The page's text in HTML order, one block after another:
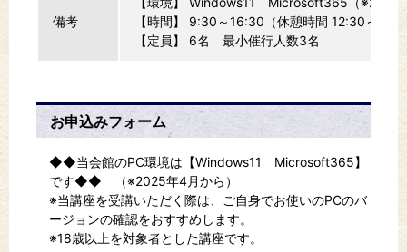
備考
【時間】 9:30～16:30（休憩時間 12:30～
【定員】 6名 最小催行人数3名
お申込みフォーム
◆◆当会館のPC環境は【Windows11 Microsoft365】
です◆◆ （※2025年4月から）
※当講座を受講いただく際は、ご自身でお使いのPCのバ
ージョンの確認をおすすめします。
※18歳以上を対象者とした講座です。